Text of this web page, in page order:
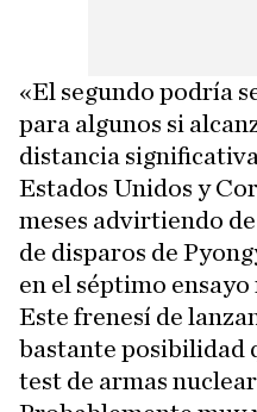
«El segundo podría
para algunos si
distancia
Estados Unidos y
meses advirtiendo
de disparos de
en el séptimo
Este frenesí de
bastante posibilidad
test de armas